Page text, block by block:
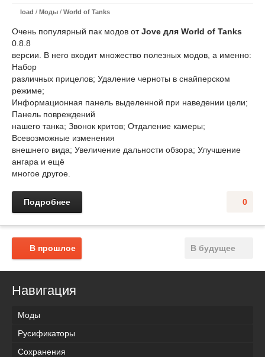
load / Моды / World of Tanks
Очень популярный пак модов отJove для World of Tanks
0.8.8
версии. В него входит множество полезных модов, а именно:
Набор
различных прицелов; Удаление черноты в снайперском
режиме;
Информационная панель выделенной при наведении цели;
Панель повреждений
нашего танка; Звонок критов; Отдаление камеры;
Всевозможные изменения
внешнего вида; Увеличение дальности обзора; Улучшение
ангара и ещё
многое другое.
0
Подробнее
В будущее
В прошлое
Навигация
Моды
Русификаторы
Сохранения